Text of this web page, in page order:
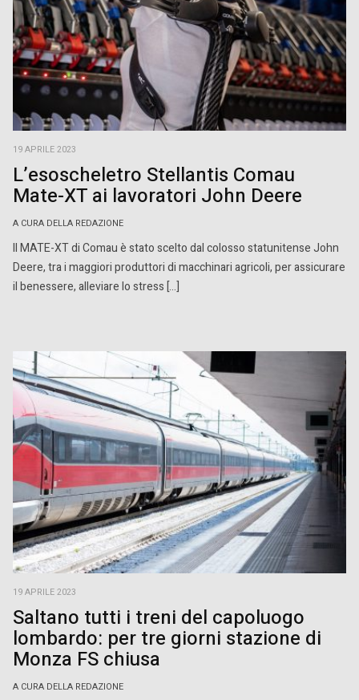
19 APRILE 2023
L’esoscheletro Stellantis Comau
Mate-XT ai lavoratori John Deere
A CURA DELLA REDAZIONE
Il MATE-XT di Comau è stato scelto dal colosso statunitense John
Deere, tra i maggiori produttori di macchinari agricoli, per assicurare
il benessere, alleviare lo stress […]
19 APRILE 2023
Saltano tutti i treni del capoluogo
lombardo: per tre giorni stazione di
Monza FS chiusa
A CURA DELLA REDAZIONE